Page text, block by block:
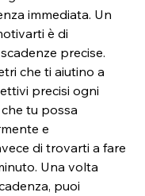
immediata. Un
è di
precise.
che ti aiutino a
precisi ogni
tu possa
e
di trovarti a fare
Una volta
puoi